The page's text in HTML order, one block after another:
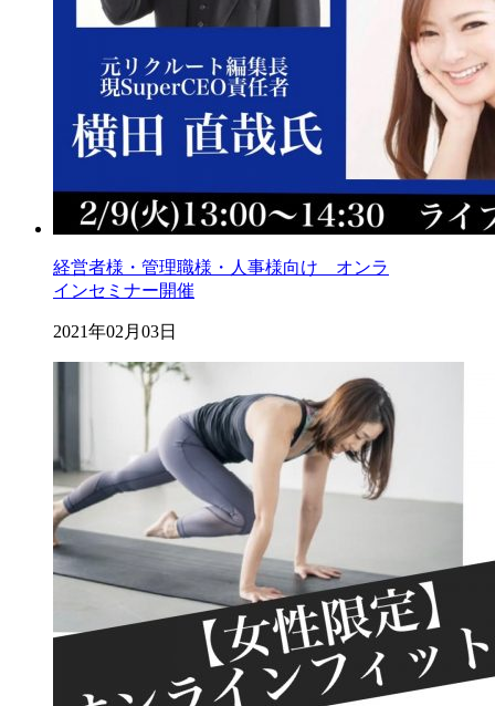
経営者様・管理職様・人事様向け オンラ
インセミナー開催
2021年02月03日